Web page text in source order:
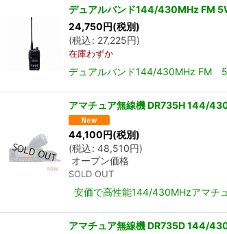
デュアルバンド144/430MHz FM
24,750円(税別)
(税込: 27,225円)
在庫わずか
デュアルバンド144/430MHz FM
アマチュア無線機 DR735H 144/
44,100円(税別)
(税込: 48,510円)
オープン価格
SOLD OUT
安価で高性能144/430MHzアマチ
アマチュア無線機 DR735D 144/